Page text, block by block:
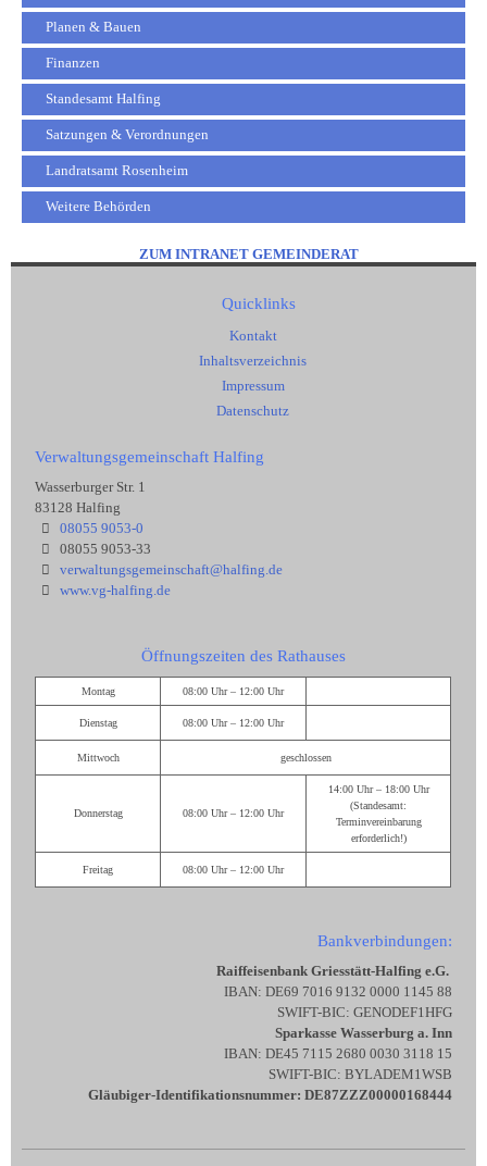
Planen & Bauen
Finanzen
Standesamt Halfing
Satzungen & Verordnungen
Landratsamt Rosenheim
Weitere Behörden
ZUM INTRANET GEMEINDERAT
Quicklinks
Kontakt
Inhaltsverzeichnis
Impressum
Datenschutz
Verwaltungsgemeinschaft Halfing
Wasserburger Str. 1
83128 Halfing
08055 9053-0
08055 9053-33
verwaltungsgemeinschaft@halfing.de
www.vg-halfing.de
Öffnungszeiten des Rathauses
Montag 08:00 Uhr – 12:00 Uhr
Dienstag 08:00 Uhr – 12:00 Uhr
Mittwoch geschlossen
Donnerstag 08:00 Uhr – 12:00 Uhr
14:00 Uhr – 18:00 Uhr
(Standesamt:
Terminvereinbarung
erforderlich!)
Freitag 08:00 Uhr – 12:00 Uhr
Bankverbindungen:
Raiffeisenbank Griesstätt-Halfing e.G.
IBAN: DE69 7016 9132 0000 1145 88
SWIFT-BIC: GENODEF1HFG
Sparkasse Wasserburg a. Inn
IBAN: DE45 7115 2680 0030 3118 15
SWIFT-BIC: BYLADEM1WSB
Gläubiger-Identifikationsnummer: DE87ZZZ00000168444